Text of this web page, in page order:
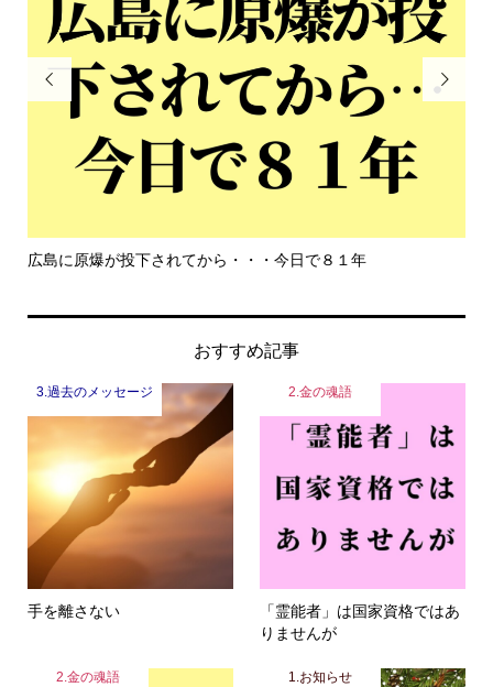

もっと危機感を持って生きて欲しい

おすすめ記事
3.過去のメッセージ
手を離さない
2.金の魂語
「霊能者」は国家資格ではあ
りませんが
2.金の魂語 1.お知らせ